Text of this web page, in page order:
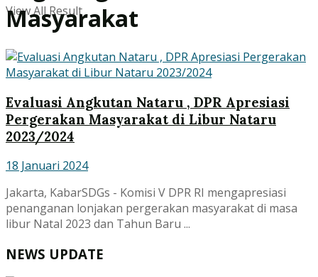
View All Result
Masyarakat
Evaluasi Angkutan Nataru , DPR Apresiasi
Pergerakan Masyarakat di Libur Nataru
2023/2024
18 Januari 2024
Jakarta, KabarSDGs - Komisi V DPR RI mengapresiasi
penanganan lonjakan pergerakan masyarakat di masa
libur Natal 2023 dan Tahun Baru ...
NEWS UPDATE